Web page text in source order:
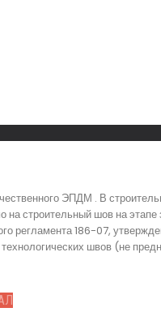
ЭПДМ . В
на строительный шов на
регламента 186-07,
швов (не